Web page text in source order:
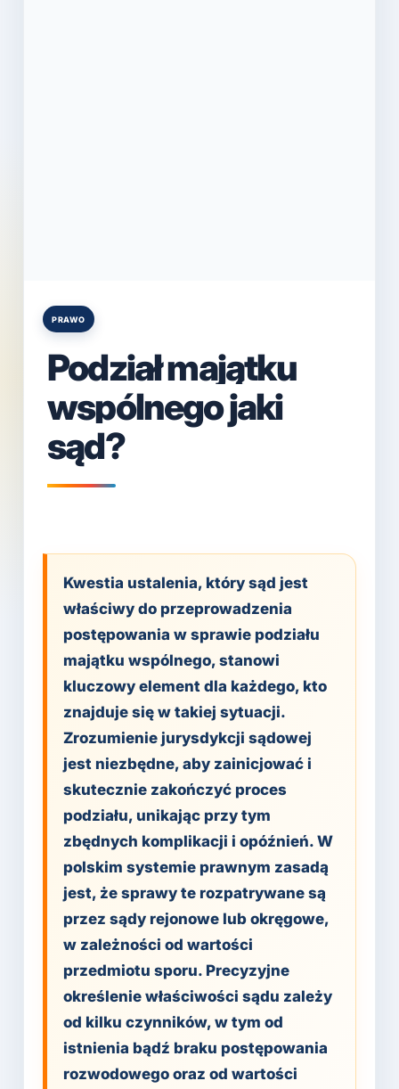
Posted
PRAWO
Podział majątku
wspólnego jaki
sąd?
Kwestia ustalenia, który sąd jest
właściwy do przeprowadzenia
postępowania w sprawie podziału
majątku wspólnego, stanowi
kluczowy element dla każdego, kto
znajduje się w takiej sytuacji.
Zrozumienie jurysdykcji sądowej
jest niezbędne, aby zainicjować i
skutecznie zakończyć proces
podziału, unikając przy tym
zbędnych komplikacji i opóźnień. W
polskim systemie prawnym zasadą
jest, że sprawy te rozpatrywane są
przez sądy rejonowe lub okręgowe,
w zależności od wartości
przedmiotu sporu. Precyzyjne
określenie właściwości sądu zależy
od kilku czynników, w tym od
istnienia bądź braku postępowania
rozwodowego oraz od wartości